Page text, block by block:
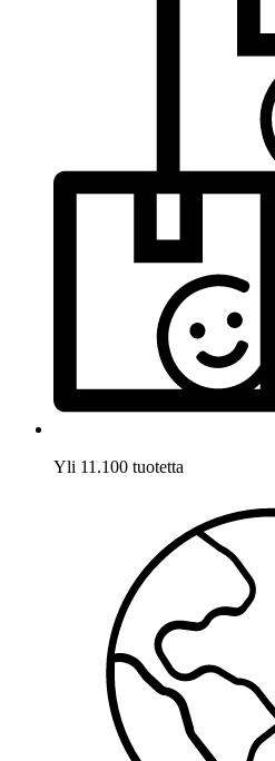
Yli 11.100 tuotetta